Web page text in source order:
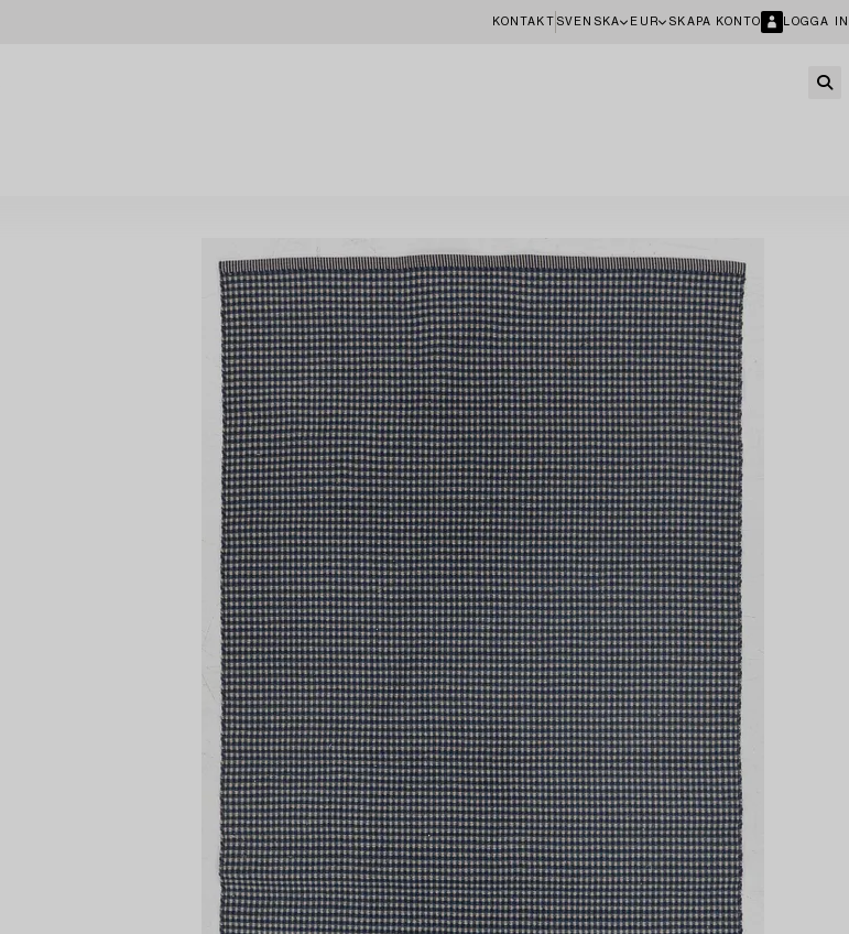
KONTAKT SVENSKA EUR SKAPA KONTO LOGGA IN